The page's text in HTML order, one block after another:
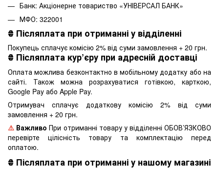
Банк: Акціонерне товариство «УНІВЕРСАЛ БАНК»
МФО: 322001
₴ Післяплата при отриманні у відділенні
Покупець сплачує комісію 2% від суми замовлення + 20 грн.
₴ Післяплата кур’єру при адресній доставці
Оплата можлива безконтактно в мобільному додатку або на
сайті. Також можна розрахуватися готівкою, карткою,
Google Pay або Apple Pay.
Отримувач сплачує додаткову комісію 2% від суми
замовлення + 20 грн.
⚠️ Важливо При отриманні товару у відділенні ОБОВ’ЯЗКОВО
перевірте цілісність товару та комплектацію перед
оплатою.
₴ Післяплата при отриманні у нашому магазині